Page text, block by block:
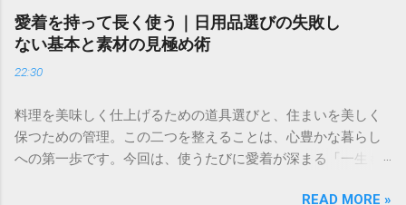
か。 ✅ 深い眠りで心身を整える、こだわりの寝具をチェック
する ＞ ✅ 体を内側から満たす、至福の和牛を選んでみる ＞
忙しい毎日の中で、健康を維持するために何かを始めようと
決意した経験は誰にでもあるはずです。しかし、気合を入れ
経たないうちに負担になり、挫折してしまったことはありま
せんか。健康のために始めたはずの行動が、いつの間にか
「やらなければならない義務」に変わり、精神的な重荷にな
愛着を持って長く使う｜日用品選びの失敗し
ない基本と素材の見極め術
22:30
料理を美味しく仕上げるための道具選びと、住まいを美しく
保つための管理。この二つを整えることは、心豊かな暮らし
への第一歩です。今回は、使うたびに愛着が深まる「一生も
READ MORE »